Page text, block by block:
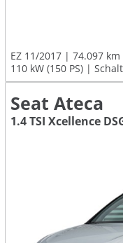
EZ 11/2017
74.097 km
110 kW (150 PS)
Seat Ateca
1.4 TSI Xcellence